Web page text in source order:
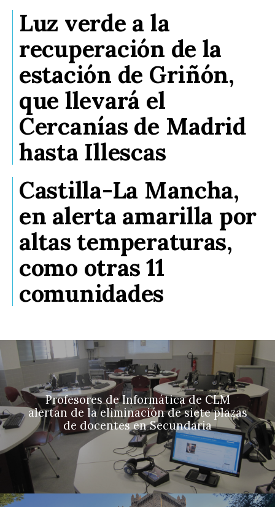
Luz verde a la
recuperación de la
estación de Griñón,
que llevará el
Cercanías de Madrid
hasta Illescas
Castilla-La Mancha,
en alerta amarilla por
altas temperaturas,
como otras 11
comunidades
Profesores de Informática de CLM
alertan de la eliminación de siete plazas
de docentes en Secundaria